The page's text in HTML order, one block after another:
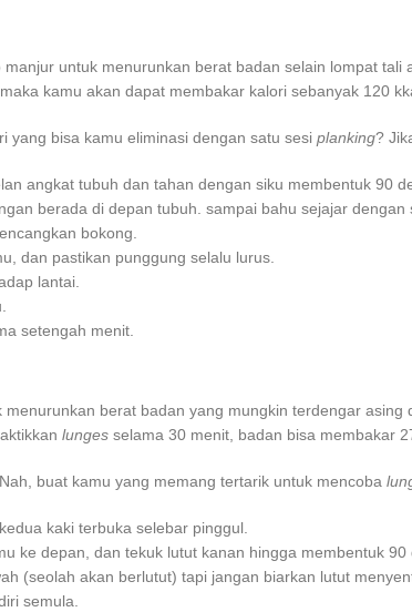
untuk menurunkan berat badan selain lompat tali
kamu akan dapat membakar kalori sebanyak 120
yang bisa kamu eliminasi dengan satu sesi planking?
angkat tubuh dan tahan dengan siku membentuk 90
berada di depan tubuh. sampai bahu sejajar dengan
bokong.
dan pastikan punggung selalu lurus.
lantai.
setengah menit.
berat badan yang mungkin terdengar asing
lunges selama 30 menit, badan bisa membakar
buat kamu yang memang tertarik untuk mencoba
kaki terbuka selebar pinggul.
ke depan, dan tekuk lutut kanan hingga membentuk 90
(seolah akan berlutut) tapi jangan biarkan lutut
semula.